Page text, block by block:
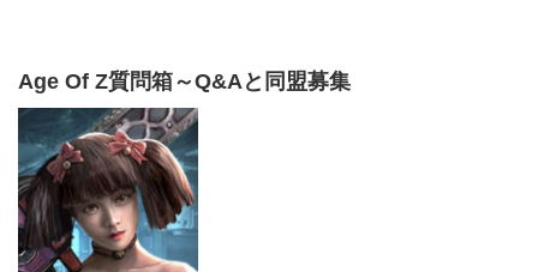
Age Of Z質問箱～Q&Aと同盟募集